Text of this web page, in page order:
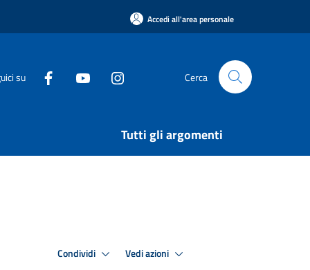
Accedi all'area personale
su Cerca
Tutti gli argomenti
Condividi Vedi azioni